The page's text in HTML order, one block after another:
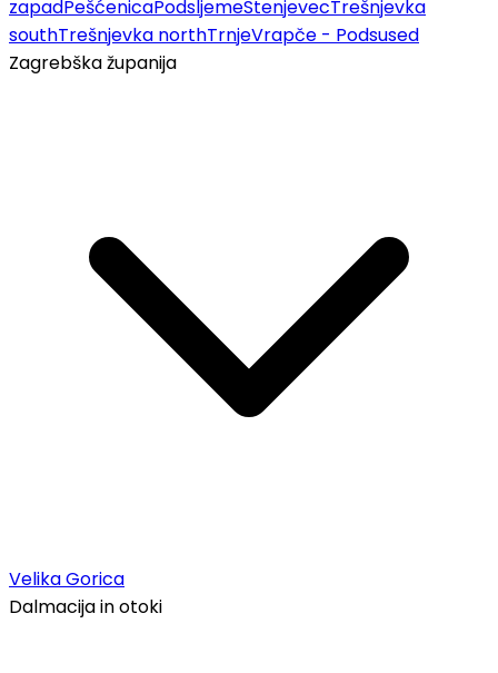
zapadPešćenicaPodsljemeStenjevecTrešnjevka
southTrešnjevka northTrnjeVrapče - Podsused
Zagrebška županija
Velika Gorica
Dalmacija in otoki